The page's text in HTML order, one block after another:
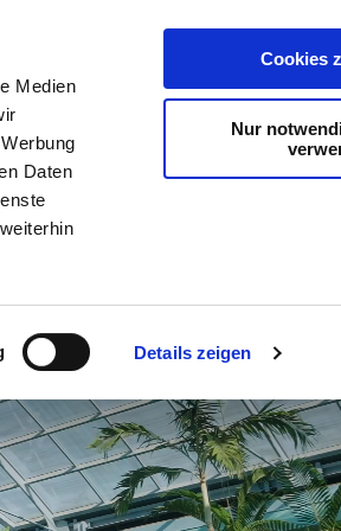
Medien
Daten
Details zeigen
Cookies
Nur
Kontakt